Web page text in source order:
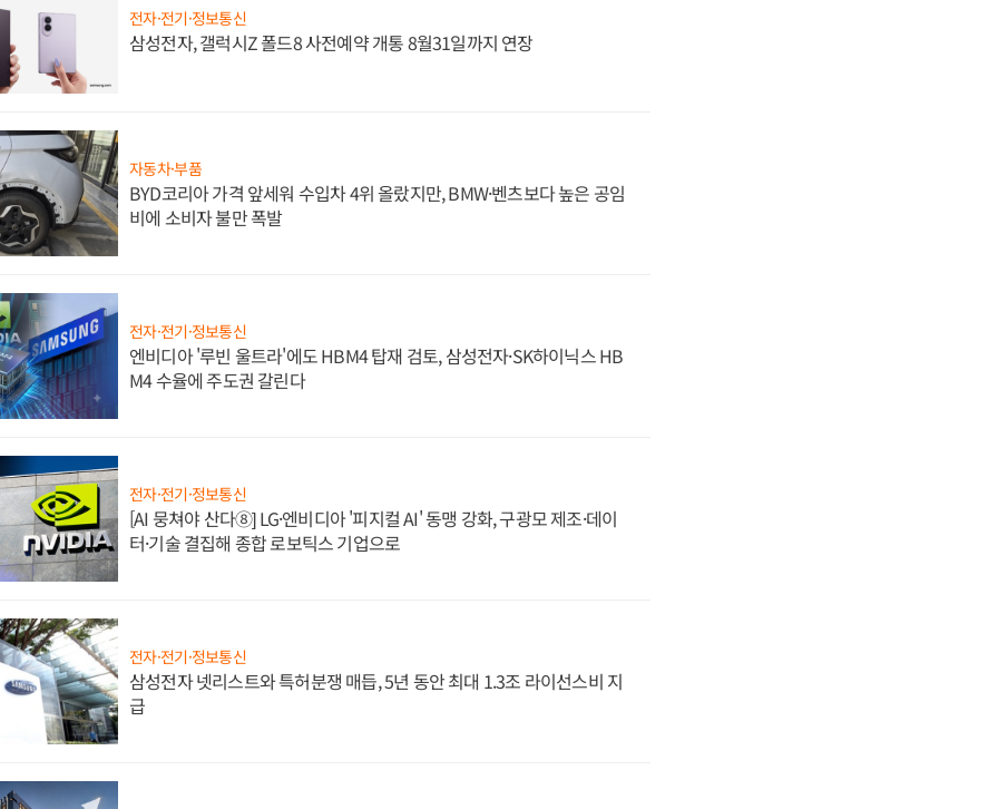
전자·전기·정보통신
삼성전자, 갤럭시Z 폴드8 사전예약 개통 8월31일까지 연장
자동차·부품
BYD코리아 가격 앞세워 수입차 4위 올랐지만, BMW·벤츠보다 높은 공임
비에 소비자 불만 폭발
전자·전기·정보통신
엔비디아 '루빈 울트라'에도 HBM4 탑재 검토, 삼성전자·SK하이닉스 HB
M4 수율에 주도권 갈린다
전자·전기·정보통신
[AI 뭉쳐야 산다⑧] LG·엔비디아 '피지컬 AI' 동맹 강화, 구광모 제조·데이
터·기술 결집해 종합 로보틱스 기업으로
전자·전기·정보통신
삼성전자 넷리스트와 특허분쟁 매듭, 5년 동안 최대 1.3조 라이선스비 지
급